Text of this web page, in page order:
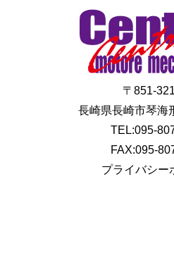
〒851-
長崎県長崎市琴海
TEL:095-
FAX:095-
プライバシー